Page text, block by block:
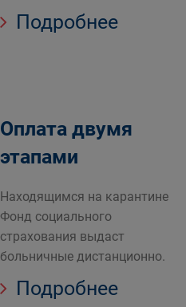
Подробнее
Оплата двумя
этапами
Находящимся на карантине
Фонд социального
страхования выдаст
больничные дистанционно.
Подробнее